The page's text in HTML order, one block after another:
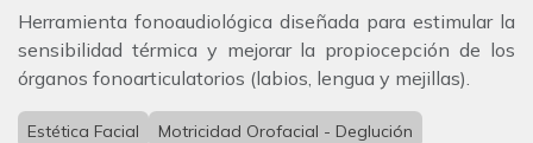
Herramienta fonoaudiológica diseñada para estimular la
sensibilidad térmica y mejorar la propiocepción de los
órganos fonoarticulatorios (labios, lengua y mejillas).
Estética Facial
Motricidad Orofacial - Deglución